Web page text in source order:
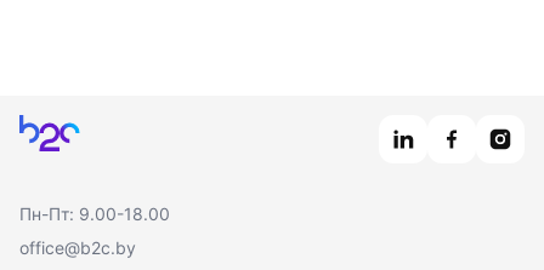
Главная
Пн-Пт: 9.00-18.00
office@b2c.by